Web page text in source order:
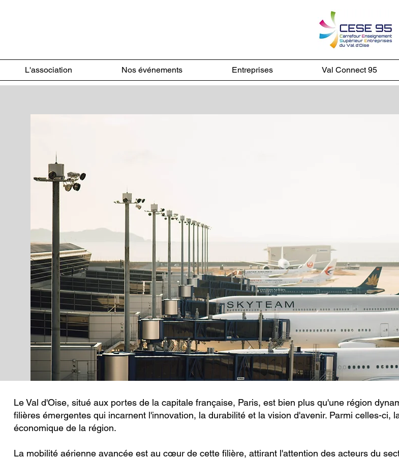
L'association Nos événements Entreprises Val Connect 95
Le Val d'Oise, situé aux portes de la capitale française, Paris, est bien plus qu'une région
filières émergentes qui incarnent l'innovation, la durabilité et la vision d'avenir. Parmi celles-
économique de la région.
La mobilité aérienne avancée est au cœur de cette filière, attirant l'attention des acteurs du